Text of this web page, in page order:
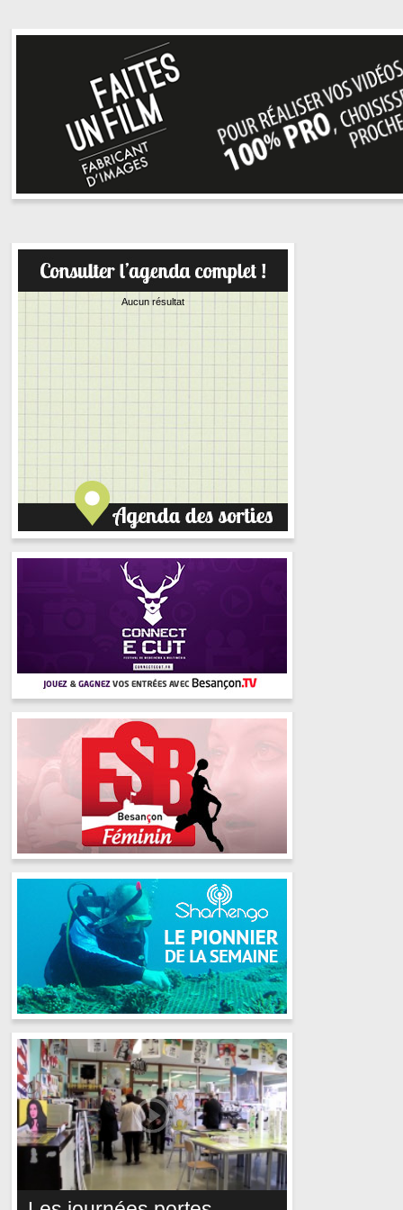
Aucun résultat